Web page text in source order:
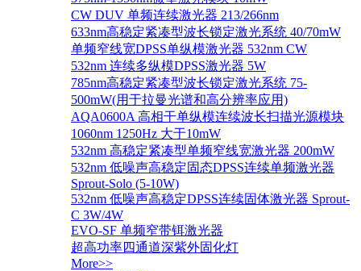
CW DUV 单频连续激光器 213/266nm
633nm高稳定紧凑型波长锁定激光系统 40/70mW
单频窄线宽DPSS单纵模激光器 532nm CW
532nm 连续多纵模DPSS激光器 5W
785nm高稳定紧凑型波长锁定激光系统 75-
500mW(用于拉曼光谱和高分辨率应用)
AQA0600A 高相干单纵模连续波长扫描光源模块
1060nm 1250Hz 大于10mW
532nm 高稳定紧凑型单频窄线宽激光器 200mW
532nm 低噪声高稳定固态DPSS连续单频激光器
Sprout‐Solo (5-10W)
532nm 低噪声高稳定DPSS连续固体激光器 Sprout-
C 3W/4W
EVO-SF 单频窄带铒激光器
超高功率四通道深紫外固化灯
More>>